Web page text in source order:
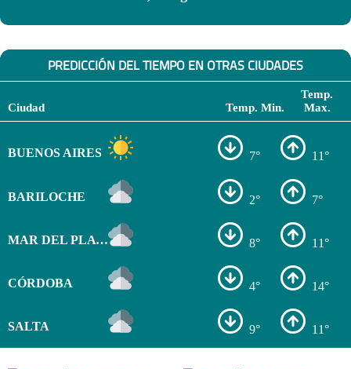
PREDICCIÓN DEL TIEMPO EN OTRAS CIUDADES
Ciudad Temp. Min.
Temp.
Max.
BUENOS AIRES 7° 11°
BARILOCHE 2° 7°
MAR DEL PLATA 8° 11°
CÓRDOBA 4° 14°
SALTA 9° 11°